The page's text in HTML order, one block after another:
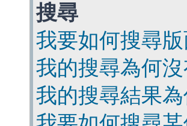
搜尋
我要如何搜尋版
我的搜尋為何沒
我的搜尋結果